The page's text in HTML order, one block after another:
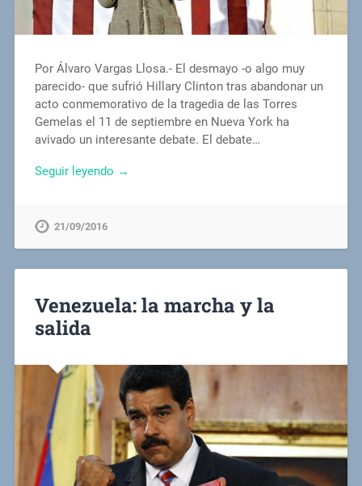
Por Álvaro Vargas Llosa.- El desmayo -o algo muy
parecido- que sufrió Hillary Clinton tras abandonar un
acto conmemorativo de la tragedia de las Torres
Gemelas el 11 de septiembre en Nueva York ha
avivado un interesante debate. El debate…
Seguir leyendo →
21/09/2016
Venezuela: la marcha y la
salida